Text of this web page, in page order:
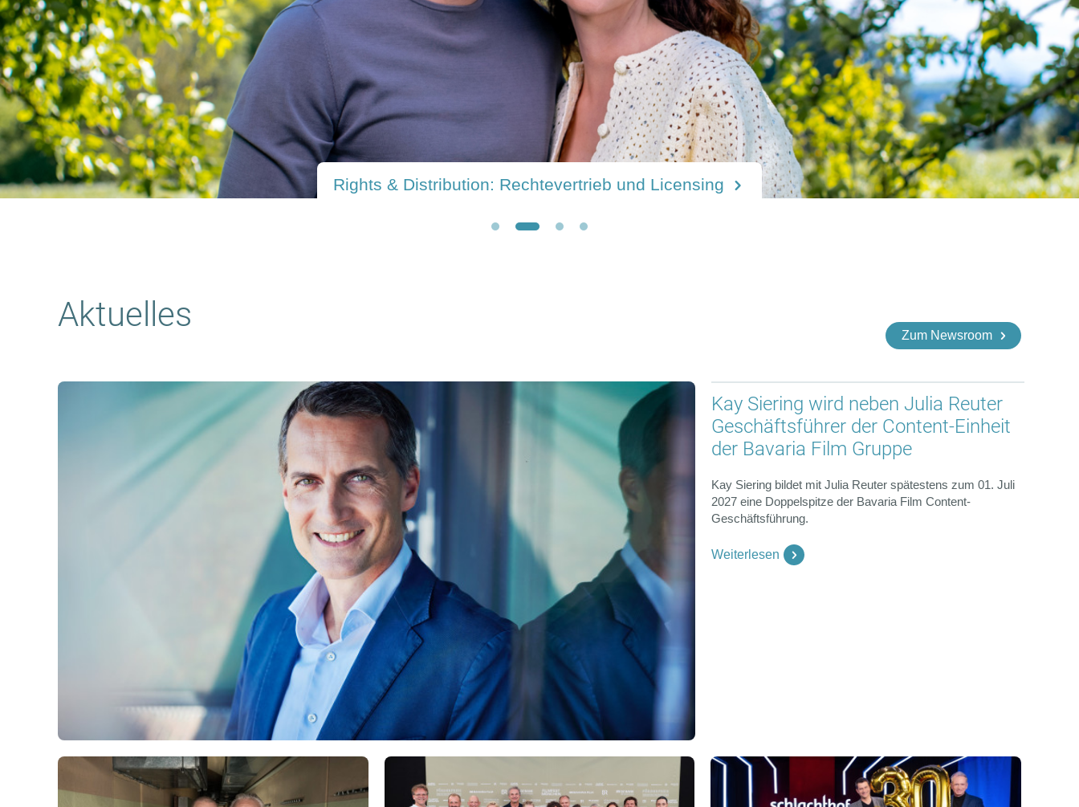
"Die Giovanni Zarrella Show": Primetime-Unterhaltung von Bavaria Entertainment
Aktuelles
Zum Newsroom
Kay Siering wird neben Julia Reuter
Geschäftsführer der Content-Einheit
der Bavaria Film Gruppe
Kay Siering bildet mit Julia Reuter spätestens zum 01. Juli
2027 eine Doppelspitze der Bavaria Film Content-
Geschäftsführung.
Weiterlesen